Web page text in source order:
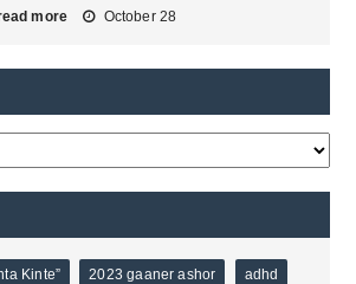
more October 28
Kinte” 2023 gaaner ashor adhd